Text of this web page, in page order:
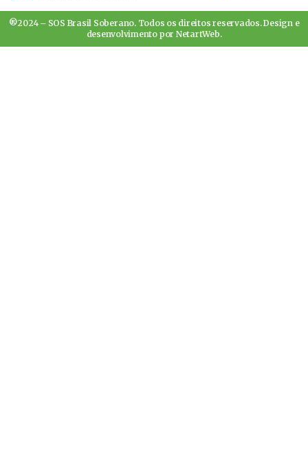
®2024 – SOS Brasil Soberano. Todos os direitos reservados. Design e
desenvolvimento por NetartWeb.